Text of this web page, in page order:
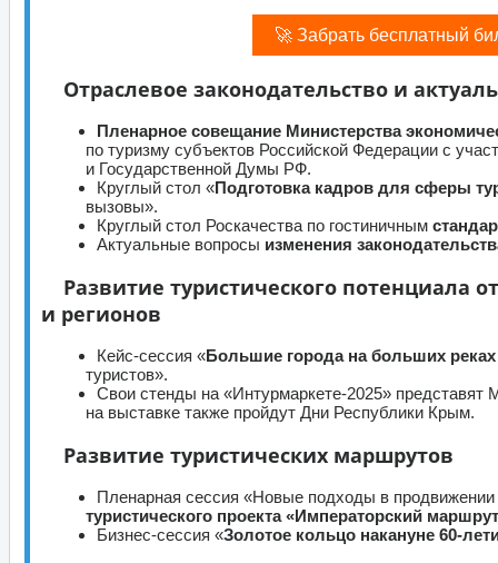
🚀 Забрать бесплатный
Отраслевое законодательство и
Пленарное совещание Министерства
по туризму субъектов Российской Федерации с
и Государственной Думы РФ.
Круглый стол «Подготовка кадров для сферы
вызовы».
Круглый стол Роскачества по гостиничным
Актуальные вопросы изменения
Развитие туристического потенциала
и регионов
Кейс-сессия «Большие города на больших реках
туристов».
Свои стенды на «Интурмаркете-2025» представят
на выставке также пройдут Дни Республики Крым.
Развитие туристических маршрутов
Пленарная сессия «Новые подходы в продвижении
туристического проекта «Императорский
Бизнес-сессия «Золотое кольцо накануне 60-